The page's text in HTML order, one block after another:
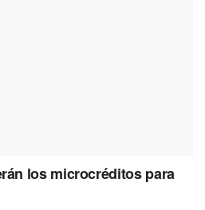
los microcréditos para